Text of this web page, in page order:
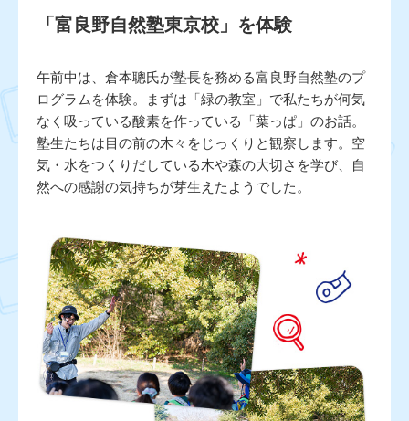
「富良野自然塾東京校」を体験
午前中は、倉本聰氏が塾長を務める富良野自然塾のプ
ログラムを体験。まずは「緑の教室」で私たちが何気
なく吸っている酸素を作っている「葉っぱ」のお話。
塾生たちは目の前の木々をじっくりと観察します。空
気・水をつくりだしている木や森の大切さを学び、自
然への感謝の気持ちが芽生えたようでした。